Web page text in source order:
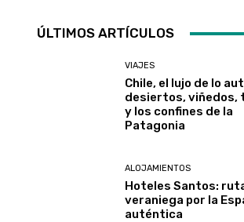
ÚLTIMOS ARTÍCULOS
VIAJES
Chile, el lujo de lo
desiertos, viñedos,
y los confines de la
Patagonia
ALOJAMIENTOS
Hoteles Santos:
veraniega por la
auténtica